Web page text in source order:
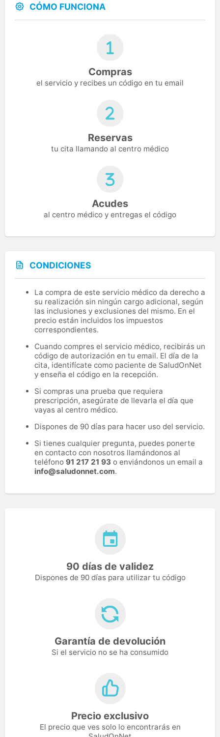
CÓMO FUNCIONA
Compras
el servicio y recibes un código en tu email
Reservas
tu cita llamando al centro médico
Acudes
al centro médico y entregas el código
CONDICIONES
La compra de este servicio médico da derecho a
su realización sin ningún cargo adicional, según
las inclusiones y exclusiones del mismo. En el
precio están incluidos los impuestos
correspondientes.
Cuando compres el servicio médico, recibirás un
código de autorización en tu email. El día de la
cita, identifícate como paciente de SaludOnNet
y enseña el código en la recepción.
Si compras una prueba que requiera
prescripción, asegúrate de llevarla el día que
vayas al centro médico.
Dispones de 90 días para hacer uso del servicio.
Si tienes cualquier pregunta, puedes ponerte
en contacto con nosotros llamándonos al
teléfono 91 217 21 93 o enviándonos un email a
info@saludonnet.com.
90 días de validez
Dispones de 90 días para utilizar tu código
Garantía de devolución
Si el servicio no se ha consumido
Precio exclusivo
El precio que ves solo lo encontrarás en